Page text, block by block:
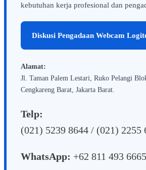
kebutuhan kerja profesional dan
Diskusi Pengadaan Webcam
Alamat:
Jl. Taman Palem Lestari, Ruko Pelangi
Cengkareng Barat, Jakarta Barat.
Telp:
(021) 5239 8644 / (021) 2255
WhatsApp: +62 811 493 6665